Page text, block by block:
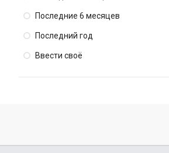
Последние 6 месяцев
Последний год
Ввести своё